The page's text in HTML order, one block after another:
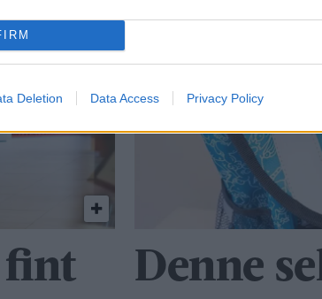
Deletion Data Access Privacy Policy
fint
Denne